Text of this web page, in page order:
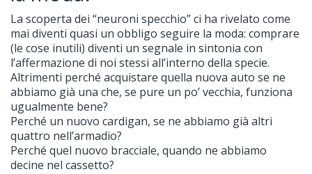
La scoperta dei “neuroni specchio” ci ha rivelato come
mai diventi quasi un obbligo seguire la moda: comprare
(le cose inutili) diventi un segnale in sintonia con
l’affermazione di noi stessi all’interno della specie.
Altrimenti perché acquistare quella nuova auto se ne
abbiamo già una che, se pure un po’ vecchia, funziona
ugualmente bene?
Perché un nuovo cardigan, se ne abbiamo già altri
quattro nell’armadio?
Perché quel nuovo bracciale, quando ne abbiamo
decine nel cassetto?